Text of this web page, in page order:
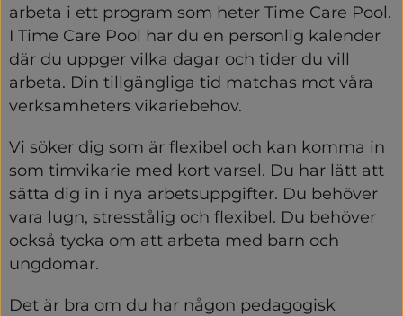
arbeta i ett program som heter Time Care Pool.
I Time Care Pool har du en personlig kalender
där du uppger vilka dagar och tider du vill
arbeta. Din tillgängliga tid matchas mot våra
verksamheters vikariebehov.
Vi söker dig som är flexibel och kan komma in
som timvikarie med kort varsel. Du har lätt att
sätta dig in i nya arbetsuppgifter. Du behöver
vara lugn, stresstålig och flexibel. Du behöver
också tycka om att arbeta med barn och
ungdomar.
Det är bra om du har någon pedagogisk